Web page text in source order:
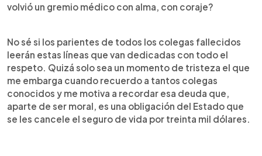
volvió un gremio médico con alma, con coraje?
No sé si los parientes de todos los colegas fallecidos
leerán estas líneas que van dedicadas con todo el
respeto. Quizá solo sea un momento de tristeza el que
me embarga cuando recuerdo a tantos colegas
conocidos y me motiva a recordar esa deuda que,
aparte de ser moral, es una obligación del Estado que
se les cancele el seguro de vida por treinta mil dólares.